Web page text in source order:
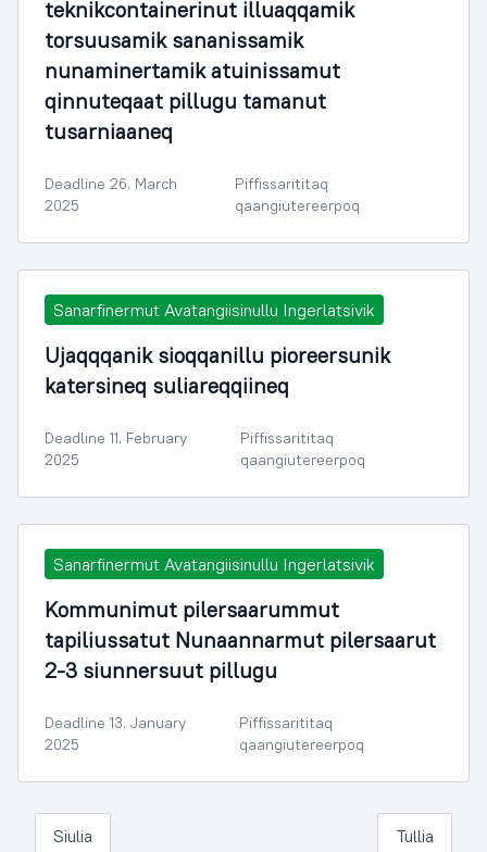
teknikcontainerinut illuaqqamik
torsuusamik sananissamik
nunaminertamik atuinissamut
qinnuteqaat pillugu tamanut
tusarniaaneq
Deadline 26. March
2025
Piffissarititaq
qaangiutereerpoq
Sanarfinermut Avatangiisinullu Ingerlatsivik
Ujaqqqanik sioqqanillu pioreersunik
katersineq suliareqqiineq
Deadline 11. February
2025
Piffissarititaq
qaangiutereerpoq
Sanarfinermut Avatangiisinullu Ingerlatsivik
Kommunimut pilersaarummut
tapiliussatut Nunaannarmut pilersaarut
2-3 siunnersuut pillugu
Deadline 13. January
2025
Piffissarititaq
qaangiutereerpoq
Siulia Tullia